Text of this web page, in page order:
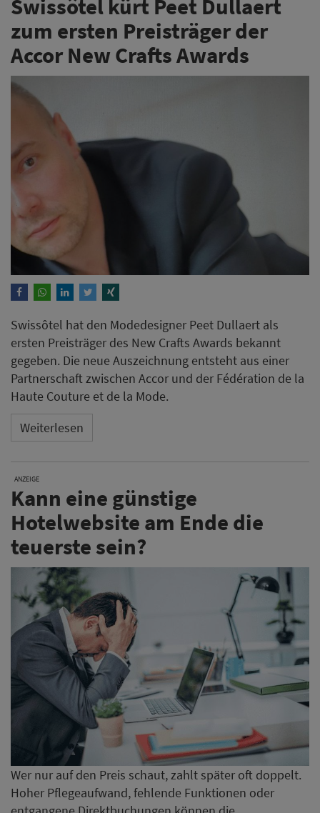
Swissôtel kürt Peet Dullaert
zum ersten Preisträger der
Accor New Crafts Awards
Swissôtel hat den Modedesigner Peet Dullaert als
ersten Preisträger des New Crafts Awards bekannt
gegeben. Die neue Auszeichnung entsteht aus einer
Partnerschaft zwischen Accor und der Fédération de la
Haute Couture et de la Mode.
Weiterlesen
ANZEIGE
Kann eine günstige
Hotelwebsite am Ende die
teuerste sein?
Wer nur auf den Preis schaut, zahlt später oft doppelt.
Hoher Pflegeaufwand, fehlende Funktionen oder